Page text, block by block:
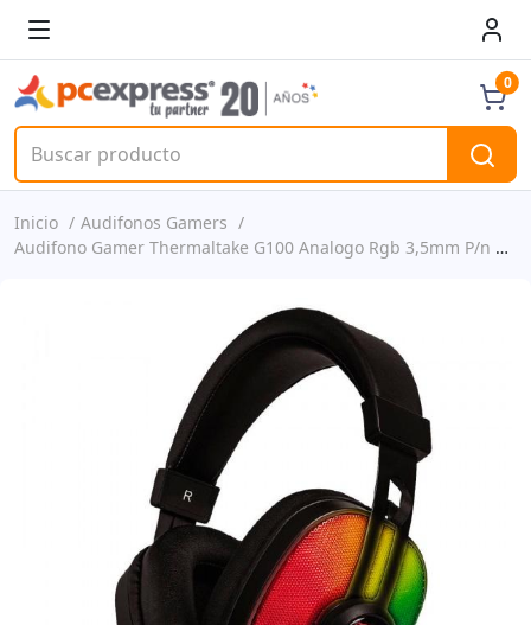
0
Inicio
Audifonos Gamers
Audifono Gamer Thermaltake G100 Analogo Rgb 3,5mm P/n Ht-pls-anecbk-28